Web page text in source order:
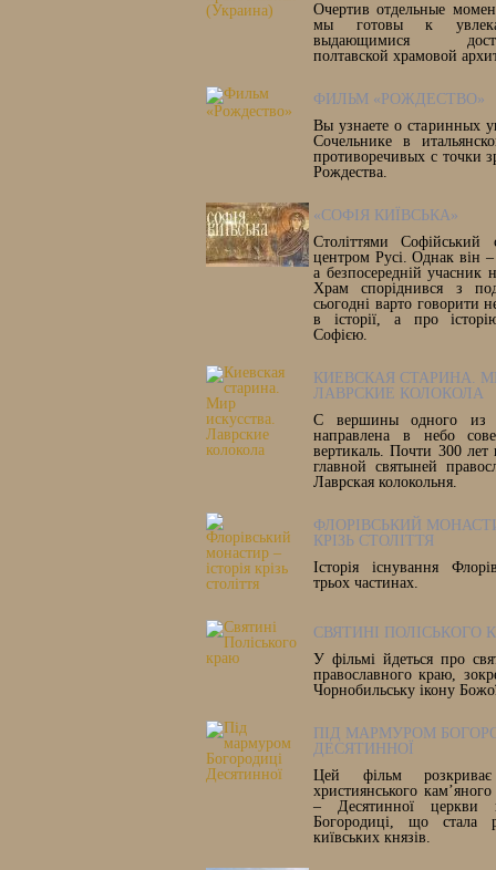
Очертив отдельные
мы готовы к
выдающимися
полтавской храмовой
ФИЛЬМ «РОЖДЕСТВО»
Вы узнаете о старинных
Сочельнике в
противоречивых с точки
Рождества.
«СОФІЯ КИЇВСЬКА»
Століттями
центром Русі. Однак він
а безпосередній учасник
Храм споріднився з
сьогодні варто говорити
в історії, а про
Софією.
КИЕВСКАЯ СТАРИНА.
ЛАВРСКИЕ КОЛОКОЛА
С вершины одного из
направлена в небо
вертикаль. Почти 300 лет
главной святыней
Лаврская колокольня.
ФЛОРІВСЬКИЙ
КРІЗЬ СТОЛІТТЯ
Історія існування
трьох частинах.
СВЯТИНІ ПОЛІСЬКОГО
У фільмі йдеться про
православного краю,
Чорнобильську ікону
ПІД МАРМУРОМ
ДЕСЯТИННОЇ
Цей фільм
християнського
– Десятинної церкви
Богородиці, що стала
київських князів.